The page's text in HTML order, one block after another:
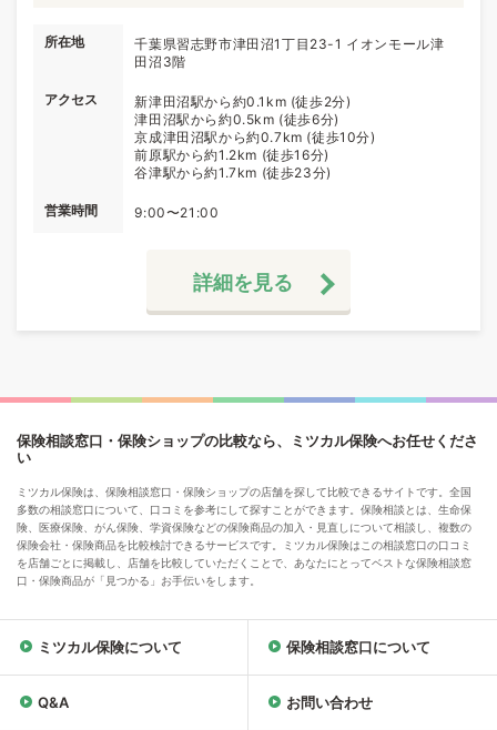
所在地
千葉県習志野市津田沼1丁目23-1 イオンモール津
田沼3階
アクセス
新津田沼駅から約0.1km (徒歩2分)
津田沼駅から約0.5km (徒歩6分)
京成津田沼駅から約0.7km (徒歩10分)
前原駅から約1.2km (徒歩16分)
谷津駅から約1.7km (徒歩23分)
営業時間 9:00〜21:00
詳細を見る
保険相談窓口・保険ショップの比較なら、ミツカル保険へお任せくださ
い
ミツカル保険は、保険相談窓口・保険ショップの店舗を探して比較できるサイトです。全国
多数の相談窓口について、口コミを参考にして探すことができます。保険相談とは、生命保
険、医療保険、がん保険、学資保険などの保険商品の加入・見直しについて相談し、複数の
保険会社・保険商品を比較検討できるサービスです。ミツカル保険はこの相談窓口の口コミ
を店舗ごとに掲載し、店舗を比較していただくことで、あなたにとってベストな保険相談窓
口・保険商品が「見つかる」お手伝いをします。
ミツカル保険について 保険相談窓口について
Q&A お問い合わせ